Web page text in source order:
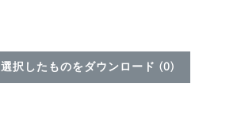
選択したものをダウンロード (0)